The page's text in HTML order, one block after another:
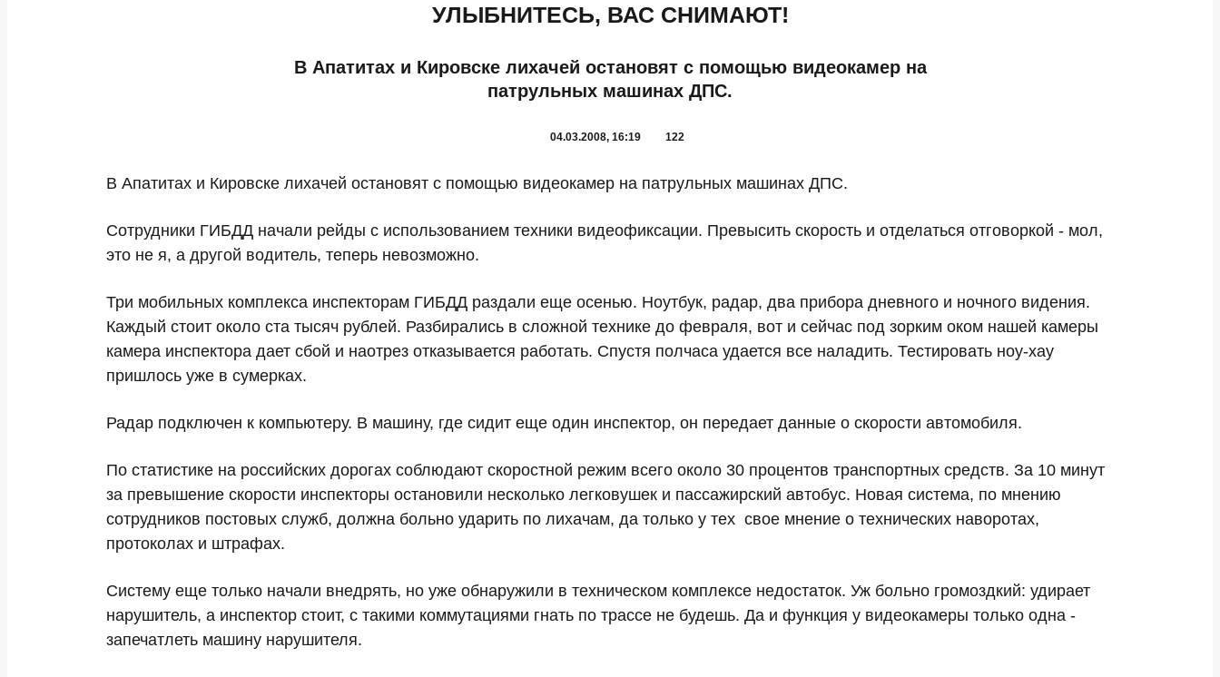
УЛЫБНИТЕСЬ, ВАС СНИМАЮТ!
В Апатитах и Кировске лихачей остановят с помощью видеокамер на
патрульных машинах ДПС.
04.03.2008, 16:19 122
В Апатитах и Кировске лихачей остановят с помощью видеокамер на патрульных машинах ДПС.
Сотрудники ГИБДД начали рейды с использованием техники видеофиксации. Превысить скорость и отделаться отговоркой - мол,
это не я, а другой водитель, теперь невозможно.
Три мобильных комплекса инспекторам ГИБДД раздали еще осенью. Ноутбук, радар, два прибора дневного и ночного видения.
Каждый стоит около ста тысяч рублей. Разбирались в сложной технике до февраля, вот и сейчас под зорким оком нашей камеры
камера инспектора дает сбой и наотрез отказывается работать. Спустя полчаса удается все наладить. Тестировать ноу-хау
пришлось уже в сумерках.
Радар подключен к компьютеру. В машину, где сидит еще один инспектор, он передает данные о скорости автомобиля.
По статистике на российских дорогах соблюдают скоростной режим всего около 30 процентов транспортных средств. За 10 минут
за превышение скорости инспекторы остановили несколько легковушек и пассажирский автобус. Новая система, по мнению
сотрудников постовых служб, должна больно ударить по лихачам, да только у тех свое мнение о технических наворотах,
протоколах и штрафах.
Систему еще только начали внедрять, но уже обнаружили в техническом комплексе недостаток. Уж больно громоздкий: удирает
нарушитель, а инспектор стоит, с такими коммутациями гнать по трассе не будешь. Да и функция у видеокамеры только одна -
запечатлеть машину нарушителя.